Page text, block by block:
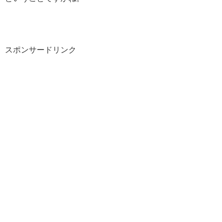
スポンサードリンク